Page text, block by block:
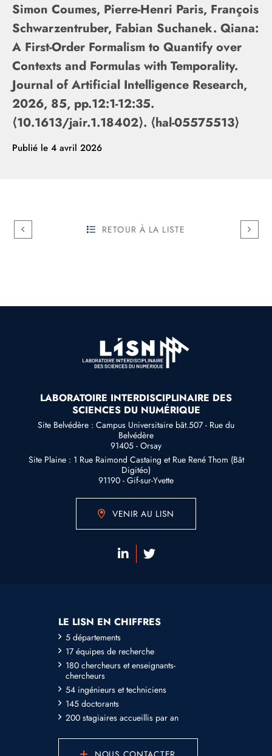
Simon Coumes, Pierre-Henri Paris, François
Schwarzentruber, Fabian Suchanek. Qiana:
A First-Order Formalism to Quantify over
Contexts and Formulas with Temporality.
Journal of Artificial Intelligence Research,
2026, 85, pp.12:1-12:35.
⟨10.1613/jair.1.18402⟩. ⟨hal-05575513⟩
Publié le 4 avril 2026
RETOUR À LA LISTE
LABORATOIRE INTERDISCIPLINAIRE DES
SCIENCES DU NUMÉRIQUE
Site Belvédère : Campus Universitaire bât.507 - Rue du
Belvédère
91405 - Orsay
Site Plaine : 1 Rue Raimond Castaing et Rue René Thom (Bât
Digitéo)
91190 - Gif-sur-Yvette
VENIR AU LISN
LE LISN EN CHIFFRES
5 départements
17 équipes de recherche
180 chercheurs et enseignants-
chercheurs
54 ingénieurs et techniciens
145 doctorants
200 stagiaires accueillis par an